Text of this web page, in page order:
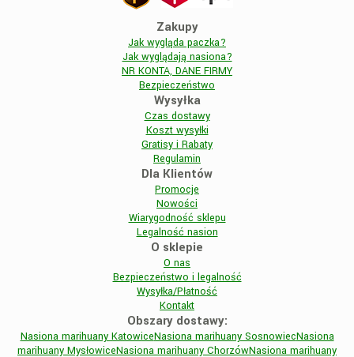
Zakupy
Jak wygląda paczka?
Jak wyglądają nasiona?
NR KONTA, DANE FIRMY
Bezpieczeństwo
Wysyłka
Czas dostawy
Koszt wysyłki
Gratisy i Rabaty
Regulamin
Dla Klientów
Promocje
Nowości
Wiarygodność sklepu
Legalność nasion
O sklepie
O nas
Bezpieczeństwo i legalność
Wysyłka/Płatność
Kontakt
Obszary dostawy:
Nasiona marihuany KatowiceNasiona marihuany SosnowiecNasiona
marihuany MysłowiceNasiona marihuany ChorzówNasiona marihuany